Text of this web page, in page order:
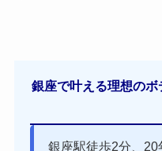
銀座で叶える理想の
銀座駅徒歩2分、